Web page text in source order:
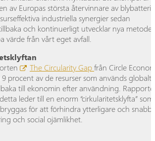
av Europas största återvinnare av
industriella synergier sedan
och kontinuerligt utvecklar nya metoder
värde från vårt eget avfall.
The Circularity Gapfrån Circle
procent av de resurser som används globalt
till ekonomin efter användning.
leder till en enorm “cirkularitetsklyfta” som
för att förhindra ytterligare och
och social ojämlikhet.